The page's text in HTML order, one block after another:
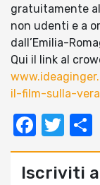
gratuitamente
non udenti e a
dall’Emilia-
Qui il link al
il-film-sulla-
Iscriviti